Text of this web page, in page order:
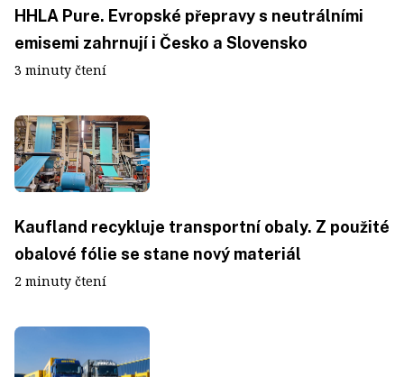
HHLA Pure. Evropské přepravy s neutrálními
emisemi zahrnují i Česko a Slovensko
3 minuty čtení
Kaufland recykluje transportní obaly. Z použité
obalové fólie se stane nový materiál
2 minuty čtení